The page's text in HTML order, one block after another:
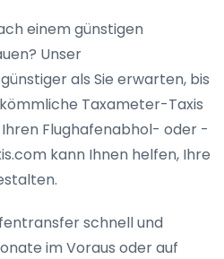
einem günstigen
Unser
als Sie erwarten, bis
Taxameter-Taxis
Flughafenabhol- oder -
kann Ihnen helfen, Ihre
schnell und
im Voraus oder auf